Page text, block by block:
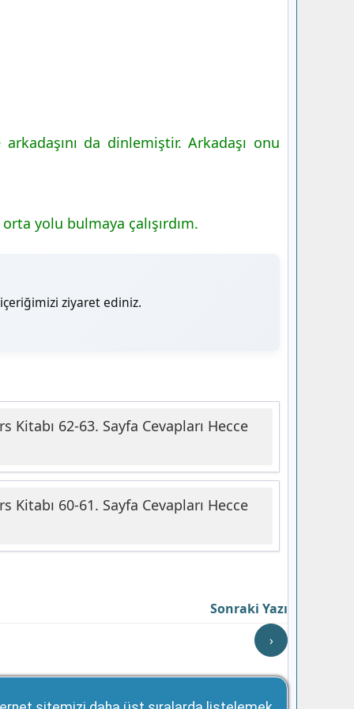
da dinlemiştir. Arkadaşı onu
yolu bulmaya çalışırdım.
ziyaret ediniz.
Kitabı 62-63. Sayfa Cevapları Hecce
Kitabı 60-61. Sayfa Cevapları Hecce
Sonraki Yazı
›